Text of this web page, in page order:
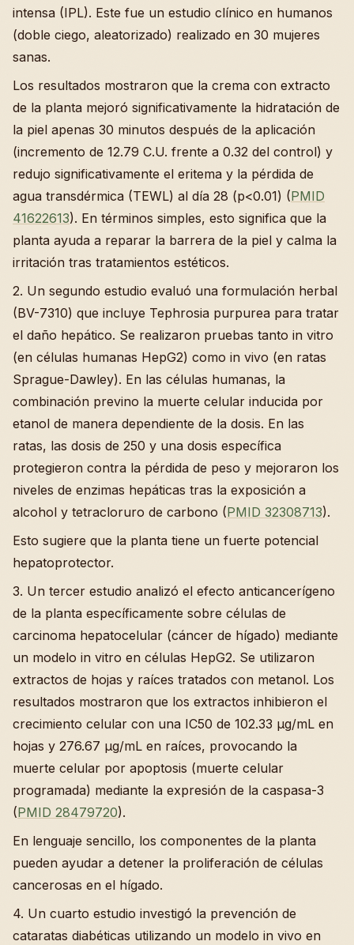
intensa (IPL). Este fue un estudio clínico en humanos
(doble ciego, aleatorizado) realizado en 30 mujeres
sanas.
Los resultados mostraron que la crema con extracto
de la planta mejoró significativamente la hidratación de
la piel apenas 30 minutos después de la aplicación
(incremento de 12.79 C.U. frente a 0.32 del control) y
redujo significativamente el eritema y la pérdida de
agua transdérmica (TEWL) al día 28 (p<0.01) (PMID
41622613). En términos simples, esto significa que la
planta ayuda a reparar la barrera de la piel y calma la
irritación tras tratamientos estéticos.
2. Un segundo estudio evaluó una formulación herbal
(BV-7310) que incluye Tephrosia purpurea para tratar
el daño hepático. Se realizaron pruebas tanto in vitro
(en células humanas HepG2) como in vivo (en ratas
Sprague-Dawley). En las células humanas, la
combinación previno la muerte celular inducida por
etanol de manera dependiente de la dosis. En las
ratas, las dosis de 250 y una dosis específica
protegieron contra la pérdida de peso y mejoraron los
niveles de enzimas hepáticas tras la exposición a
alcohol y tetracloruro de carbono (PMID 32308713).
Esto sugiere que la planta tiene un fuerte potencial
hepatoprotector.
3. Un tercer estudio analizó el efecto anticancerígeno
de la planta específicamente sobre células de
carcinoma hepatocelular (cáncer de hígado) mediante
un modelo in vitro en células HepG2. Se utilizaron
extractos de hojas y raíces tratados con metanol. Los
resultados mostraron que los extractos inhibieron el
crecimiento celular con una IC50 de 102.33 µg/mL en
hojas y 276.67 µg/mL en raíces, provocando la
muerte celular por apoptosis (muerte celular
programada) mediante la expresión de la caspasa-3
(PMID 28479720).
En lenguaje sencillo, los componentes de la planta
pueden ayudar a detener la proliferación de células
cancerosas en el hígado.
4. Un cuarto estudio investigó la prevención de
cataratas diabéticas utilizando un modelo in vivo en